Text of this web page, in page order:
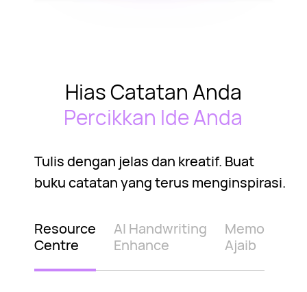
Hias Catatan Anda
Percikkan Ide Anda
Tulis dengan jelas dan kreatif. Buat
buku catatan yang terus menginspirasi.
Resource
Centre
AI Handwriting
Enhance
Memo
Ajaib